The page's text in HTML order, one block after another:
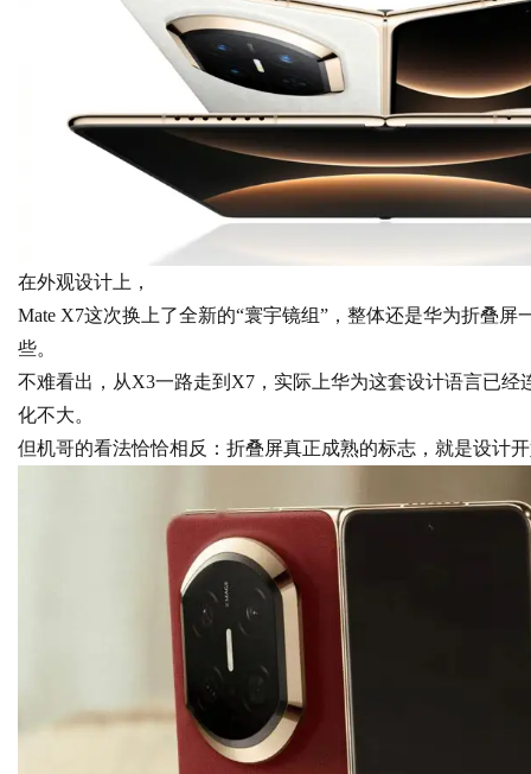
d
在外观设计上，
Mate X7这次换上了全新的“寰宇镜组”，整体还是华为折叠
些。
不难看出，从X3一路走到X7，实际上华为这套设计语言已
化不大。
但机哥的看法恰恰相反：折叠屏真正成熟的标志，就是设计